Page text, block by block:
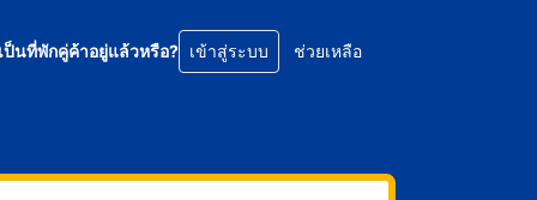
ป็นที่พักคู่ค้าอยู่แล้วหรือ? เข้าสู่ระบบ ช่วยเหลือ